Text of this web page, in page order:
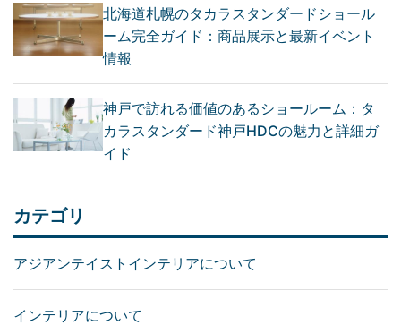
北海道札幌のタカラスタンダードショール
ーム完全ガイド：商品展示と最新イベント
情報
神戸で訪れる価値のあるショールーム：タ
カラスタンダード神戸HDCの魅力と詳細ガ
イド
カテゴリ
アジアンテイストインテリアについて
インテリアについて